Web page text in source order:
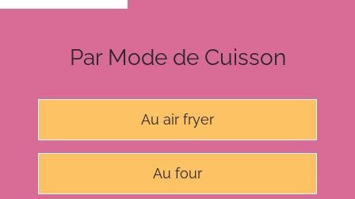
Par Mode de Cuisson
Au air fryer
Au four